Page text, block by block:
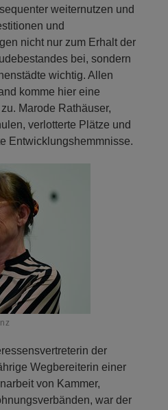
weiternutzen und
und
nicht nur zum Erhalt der
bei, sondern
wichtig. Allen
komme hier eine
Marode Rathäuser,
verlotterte Plätze und
Entwicklungshemmnisse.
der
Wegbereiterin einer
von Kammer,
war der